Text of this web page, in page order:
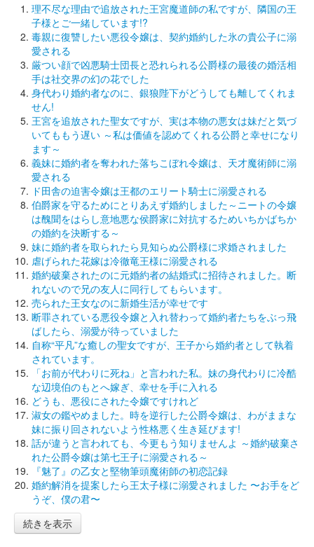
理不尽な理由で追放された王宮魔道師の私ですが、隣国の王
子様とご一緒しています!?
毒親に復讐したい悪役令嬢は、契約婚約した氷の貴公子に溺
愛される
厳つい顔で凶悪騎士団長と恐れられる公爵様の最後の婚活相
手は社交界の幻の花でした
身代わり婚約者なのに、銀狼陛下がどうしても離してくれま
せん!
王宮を追放された聖女ですが、実は本物の悪女は妹だと気づ
いてももう遅い ～私は価値を認めてくれる公爵と幸せになり
ます～
義妹に婚約者を奪われた落ちこぼれ令嬢は、天才魔術師に溺
愛される
ド田舎の迫害令嬢は王都のエリート騎士に溺愛される
伯爵家を守るためにとりあえず婚約しました～ニートの令嬢
は醜聞をはらし意地悪な侯爵家に対抗するためいちかばちか
の婚約を決断する～
妹に婚約者を取られたら見知らぬ公爵様に求婚されました
虐げられた花嫁は冷徹竜王様に溺愛される
婚約破棄されたのに元婚約者の結婚式に招待されました。断
れないので兄の友人に同行してもらいます。
売られた王女なのに新婚生活が幸せです
断罪されている悪役令嬢と入れ替わって婚約者たちをぶっ飛
ばしたら、溺愛が待っていました
自称“平凡”な癒しの聖女ですが、王子から婚約者として執着
されています。
「お前が代わりに死ね」と言われた私。妹の身代わりに冷酷
な辺境伯のもとへ嫁ぎ、幸せを手に入れる
どうも、悪役にされた令嬢ですけれど
淑女の鑑やめました。時を逆行した公爵令嬢は、わがままな
妹に振り回されないよう性格悪く生き延びます!
話が違うと言われても、今更もう知りませんよ ～婚約破棄さ
れた公爵令嬢は第七王子に溺愛される～
『魅了』の乙女と堅物筆頭魔術師の初恋記録
婚約解消を提案したら王太子様に溺愛されました 〜お手をど
うぞ、僕の君〜
続きを表示